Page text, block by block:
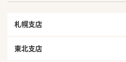
札幌支店
東北支店